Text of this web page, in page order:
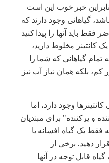
خبر خوب این است
گیاهانی وجود دارند که
باید آنها را پیدا کنید
کانتینر مخلوط دارید،
گیاهانی که شما را
کم، بلکه همان نیاز آب نیز
وجود دارد، اما
و پرکننده" برای مبتدیان
یک گیاه افسانه یا
دهید. برخی از
قابل توجه در آنها